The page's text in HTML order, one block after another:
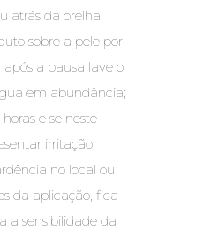
atrás da orelha;
sobre a pele por
a pausa lave o
em abundância;
e se neste
irritação,
no local ou
da aplicação, fica
a sensibilidade da